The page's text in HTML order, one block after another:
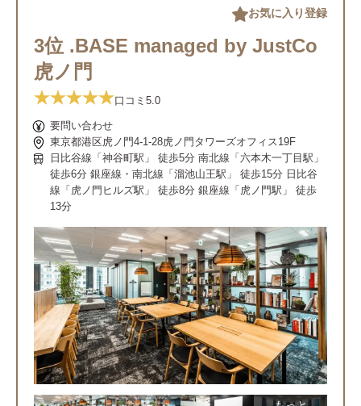
3位 .BASE managed by JustCo
虎ノ門
口コミ 5.0
要問い合わせ
東京都港区虎ノ門4-1-28虎ノ門タワーズオフィス19F
日比谷線「神谷町駅」 徒歩5分 南北線「六本木一丁目駅」
徒歩6分 銀座線・南北線「溜池山王駅」 徒歩15分 日比谷
線「虎ノ門ヒルズ駅」 徒歩8分 銀座線「虎ノ門駅」 徒歩
13分
お気に入り登録